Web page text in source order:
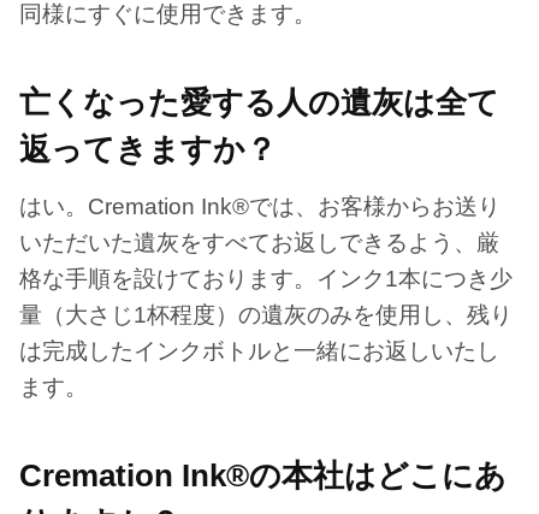
同様にすぐに使用できます。
亡くなった愛する人の遺灰は全て
返ってきますか？
はい。Cremation Ink®では、お客様からお送り
いただいた遺灰をすべてお返しできるよう、厳
格な手順を設けております。インク1本につき少
量（大さじ1杯程度）の遺灰のみを使用し、残り
は完成したインクボトルと一緒にお返しいたし
ます。
Cremation Ink®の本社はどこにあ